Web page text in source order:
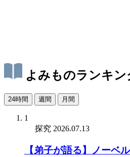
よみものランキン
24時間 週間 月間
1
探究 2026.07.13
【弟子が語る】ノーベ